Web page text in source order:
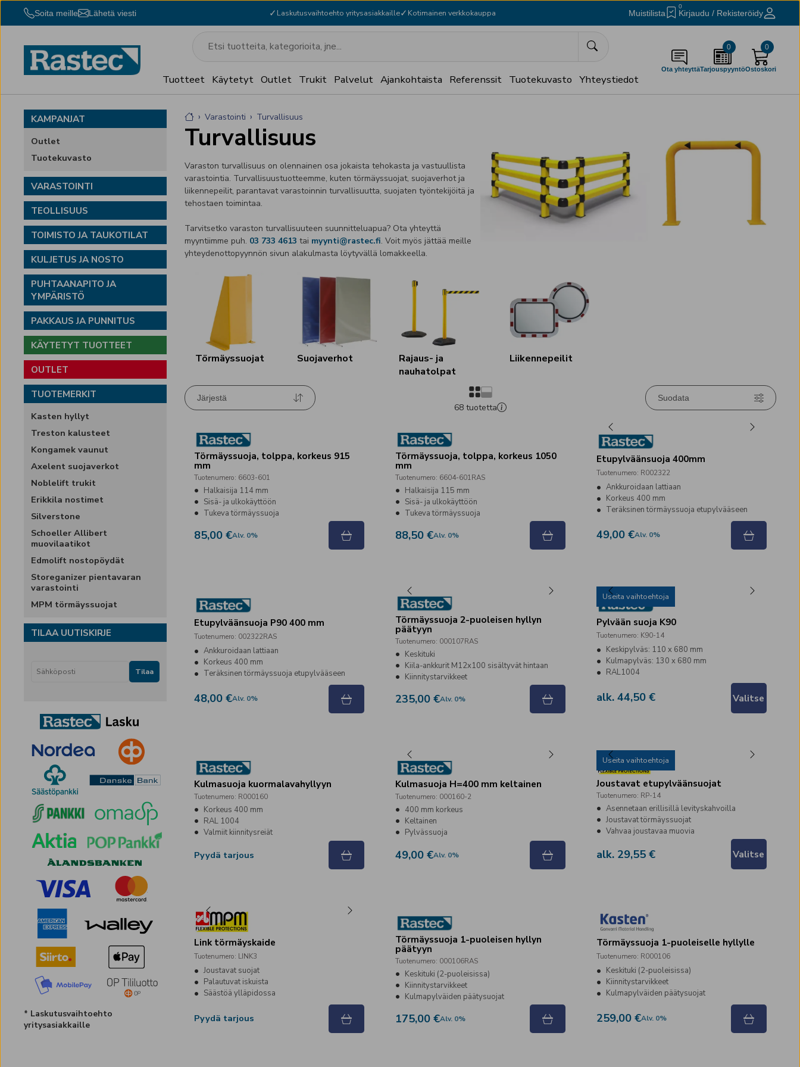
Soita meille Lähetä viesti ✓ Laskutusvaihtoehto yritysasiakkaille✓ Kotimainen verkkokauppa Muistilista
0
Kirjaudu / Rekisteröidy
Ota yhteyttä
0
Tarjouspyyntö
0
Ostoskori
Tuotteet
Varastointi
Teollisuus
Toimisto ja Taukotilat
Pakkaus ja Punnitus OUTLET
Tuotemerkit
Käytetyt Outlet Trukit Palvelut Ajankohtaista Referenssit Tuotekuvasto Yhteystiedot
KAMPANJAT
Outlet
Tuotekuvasto
VARASTOINTI
TEOLLISUUS
TOIMISTO JA TAUKOTILAT
KULJETUS JA NOSTO
PUHTAANAPITO JA
YMPÄRISTÖ
PAKKAUS JA PUNNITUS
KÄYTETYT TUOTTEET
OUTLET
TUOTEMERKIT
Kasten hyllyt
Treston kalusteet
Kongamek vaunut
Axelent suojaverkot
Noblelift trukit
Erikkila nostimet
Silverstone
Schoeller Allibert
muovilaatikot
Edmolift nostopöydät
Storeganizer pientavaran
varastointi
MPM törmäyssuojat
TILAA UUTISKIRJE
Tilaa
* Laskutusvaihtoehto
yritysasiakkaille
Varastointi turvallisuus
Turvallisuus
Varaston turvallisuus on olennainen osa jokaista tehokasta ja vastuullista
varastointia. Turvallisuustuotteemme, kuten törmäyssuojat, suojaverhot ja
liikennepeilit, parantavat varastoinnin turvallisuutta, suojaten työntekijöitä ja
tehostaen toimintaa.
Tarvitsetko varaston turvallisuuteen suunnitteluapua? Ota yhteyttä
myyntiimme puh. 03 733 4613 tai myynti@rastec.fi. Voit myös jättää meille
yhteydenottopyynnön sivun alakulmasta löytyvällä lomakkeella.
Törmäyssuojat Suojaverhot
Rajaus- ja
nauhatolpat
Liikennepeilit
Järjestä
68 tuotetta
Suodata
Törmäyssuoja, tolppa, korkeus 915
mm
Tuotenumero: 6603-601
Halkaisija 114 mm
Sisä- ja ulkokäyttöön
Tukeva törmäyssuoja
85,00 €Alv. 0%
Törmäyssuoja, tolppa, korkeus 1050
mm
Tuotenumero: 6604-601RAS
Halkaisija 115 mm
Sisä- ja ulkokäyttöön
Tukeva törmäyssuoja
88,50 €Alv. 0%
Etupylväänsuoja 400mm
Tuotenumero: R002322
Ankkuroidaan lattiaan
Korkeus 400 mm
Teräksinen törmäyssuoja etupylvääseen
49,00 €Alv. 0%
Etupylväänsuoja P90 400 mm
Tuotenumero: 002322RAS
Ankkuroidaan lattiaan
Korkeus 400 mm
Teräksinen törmäyssuoja etupylvääseen
48,00 €Alv. 0%
Törmäyssuoja 2-puoleisen hyllyn
päätyyn
Tuotenumero: 000107RAS
Keskituki
Kiila-ankkurit M12x100 sisältyvät hintaan
Kiinnitystarvikkeet
235,00 €Alv. 0%
Useita vaihtoehtoja
Pylvään suoja K90
Tuotenumero: K90-14
Keskipylväs: 110 x 680 mm
Kulmapylväs: 130 x 680 mm
RAL1004
alk. 44,50 € Valitse
Kulmasuoja kuormalavahyllyyn
Tuotenumero: R000160
Korkeus 400 mm
RAL 1004
Valmiit kiinnitysreiät
Pyydä tarjous
Kulmasuoja H=400 mm keltainen
Tuotenumero: 000160-2
400 mm korkeus
Keltainen
Pylvässuoja
49,00 €Alv. 0%
Useita vaihtoehtoja
Joustavat etupylväänsuojat
Tuotenumero: RP-14
Asennetaan erillisillä levityskahvoilla
Joustavat törmäyssuojat
Vahvaa joustavaa muovia
alk. 29,55 € Valitse
Link törmäyskaide
Tuotenumero: LINK3
Joustavat suojat
Palautuvat iskuista
Säästöä ylläpidossa
Pyydä tarjous
Törmäyssuoja 1-puoleisen hyllyn
päätyyn
Tuotenumero: 000106RAS
Keskituki (2-puoleisissa)
Kiinnitystarvikkeet
Kulmapylväiden päätysuojat
175,00 €Alv. 0%
Törmäyssuoja 1-puoleiselle hyllylle
Tuotenumero: R000106
Keskituki (2-puoleisissa)
Kiinnitystarvikkeet
Kulmapylväiden päätysuojat
259,00 €Alv. 0%